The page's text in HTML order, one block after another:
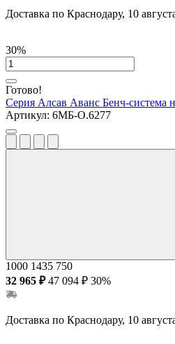
Доставка по Краснодару, 10
30%
Готово!
Серия Алсав Аванс Бенч-система
Артикул: 6МБ-О.6277
1000 1435 750
32 965 ₽ 47 094 ₽ 30%
Доставка по Краснодару, 10